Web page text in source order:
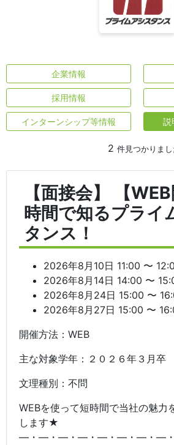
企業情報
採用情報
インターンシップ等情報 説
2 件見つかりまし
【面接会】 【
時間で知るプライ
タンス！
2026年8月10日 11:00 〜
2026年8月14日 14:00 〜
2026年8月24日 15:00 〜
2026年8月27日 15:00 〜
開催方法：WEB
主な対象学年：２０２６年３月卒
文理種別：不問
WEBを使って短時間で当社の魅力
します★
―・―・―・―・―・―・―・―